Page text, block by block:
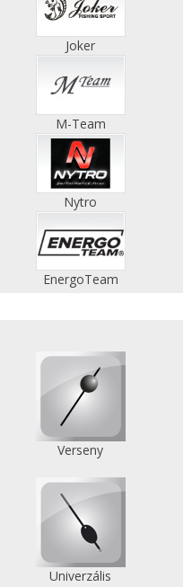
Joker
M-Team
Nytro
EnergoTeam
Verseny
Univerzális